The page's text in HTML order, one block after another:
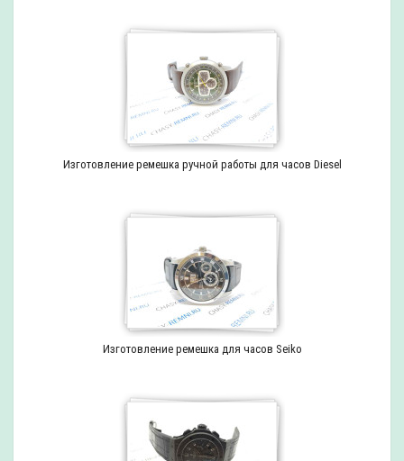
Изготовление ремешка ручной работы для часов Diesel
Изготовление ремешка для часов Seiko